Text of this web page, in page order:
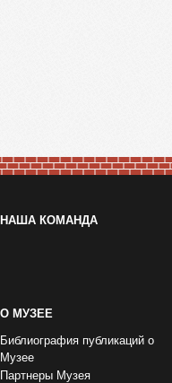
НАША КОМАНДА
О МУЗЕЕ
Библиография публикаций о
Музее
Партнеры Музея